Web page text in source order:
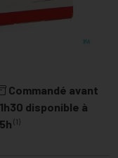
Commandé avant
disponible à
(1)